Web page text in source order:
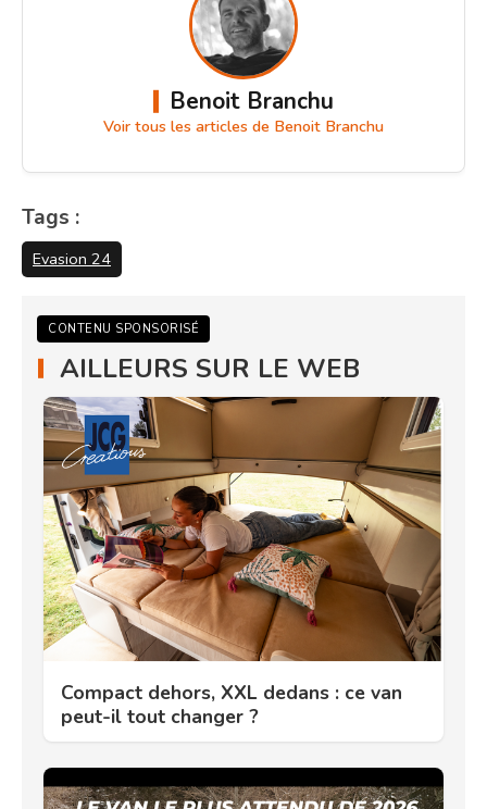
Benoit Branchu
Voir tous les articles de Benoit Branchu
Tags :
Evasion 24
CONTENU SPONSORISÉ
AILLEURS SUR LE WEB
Compact dehors, XXL dedans : ce van
peut-il tout changer ?